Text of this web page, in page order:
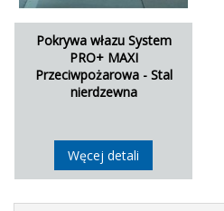
Pokrywa włazu System
PRO+ MAXI
Przeciwpożarowa - Stal
nierdzewna
Węcej detali